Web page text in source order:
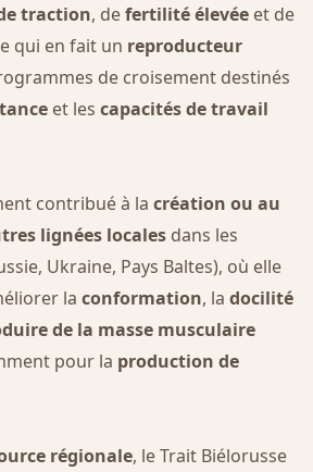
traction, defertilité élevéeet de
qui en fait un reproducteur
de croisement destinés
et les capacités de travail
contribué à la création ou au
lignées localesdans les
Ukraine, Pays Baltes), où elle
la conformation, la docilité
de la masse musculaire
pour la production de
régionale, le Trait Biélorusse